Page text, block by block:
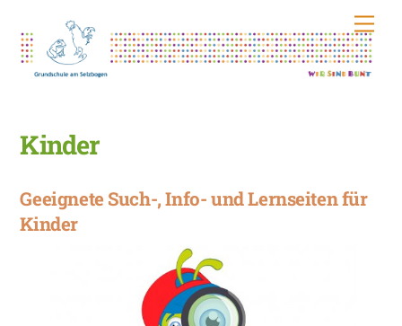
content
Kinder
Geeignete Such-, Info- und Lernseiten für
Kinder